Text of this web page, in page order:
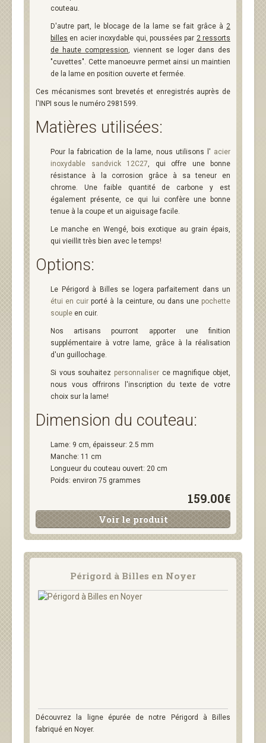
couteau.
D'autre part, le blocage de la lame se fait grâce à 2
billes en acier inoxydable qui, poussées par 2 ressorts
de haute compression, viennent se loger dans des
"cuvettes". Cette manoeuvre permet ainsi un maintien
de la lame en position ouverte et fermée.
Ces mécanismes sont brevetés et enregistrés auprès de
l'INPI sous le numéro 2981599.
Matières utilisées:
Pour la fabrication de la lame, nous utilisons l' acier
inoxydable sandvick 12C27, qui offre une bonne
résistance à la corrosion grâce à sa teneur en
chrome. Une faible quantité de carbone y est
également présente, ce qui lui confère une bonne
tenue à la coupe et un aiguisage facile.
Le manche en Wengé, bois exotique au grain épais,
qui vieillit très bien avec le temps!
Options:
Le Périgord à Billes se logera parfaitement dans un
étui en cuir porté à la ceinture, ou dans une pochette
souple en cuir.
Nos artisans pourront apporter une finition
supplémentaire à votre lame, grâce à la réalisation
d'un guillochage.
Si vous souhaitez personnaliser ce magnifique objet,
nous vous offrirons l'inscription du texte de votre
choix sur la lame!
Dimension du couteau:
Lame: 9 cm, épaisseur: 2.5 mm
Manche: 11 cm
Longueur du couteau ouvert: 20 cm
Poids: environ 75 grammes
159.00€
Voir le produit
Périgord à Billes en Noyer
Découvrez la ligne épurée de notre Périgord à Billes
fabriqué en Noyer.